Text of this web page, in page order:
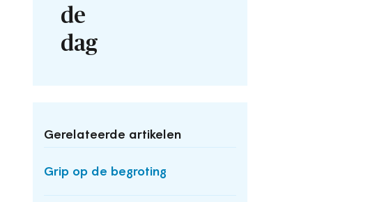
de
dag
Gerelateerde artikelen
Grip op de begroting